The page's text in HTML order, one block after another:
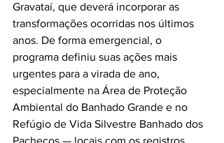
Gravataí, que deverá incorporar as
transformações ocorridas nos últimos
anos. De forma emergencial, o
programa definiu suas ações mais
urgentes para a virada de ano,
especialmente na Área de Proteção
Ambiental do Banhado Grande e no
Refúgio de Vida Silvestre Banhado dos
Pachecos — locais com os registros